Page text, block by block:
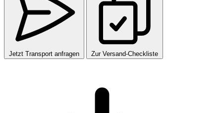
Jetzt Transport anfragen Zur Versand-Checkliste